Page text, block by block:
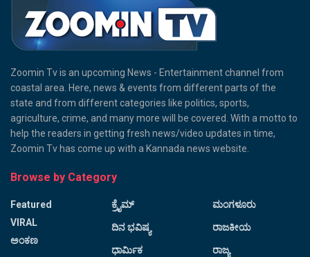
Zoomin Tv is an upcoming News - Entertainment channel from
coastal area. Here, news & events from different parts of the
state and from different categories like politics, sports,
agriculture, crime, and many more will be covered. With a motto to
help the readers in getting fresh news/video updates in time,
Zoomin Tv has come up with a Kannada news website.
Browse by Category
Featured
VIRAL
ಅಂಕಣ
ಕ್ರೈಮ್
ದಿನ ಭವಿಷ್ಯ
ಧಾರ್ಮಿಕ
ಮಂಗಳೂರು
ರಾಜಕೀಯ
ರಾಜ್ಯ